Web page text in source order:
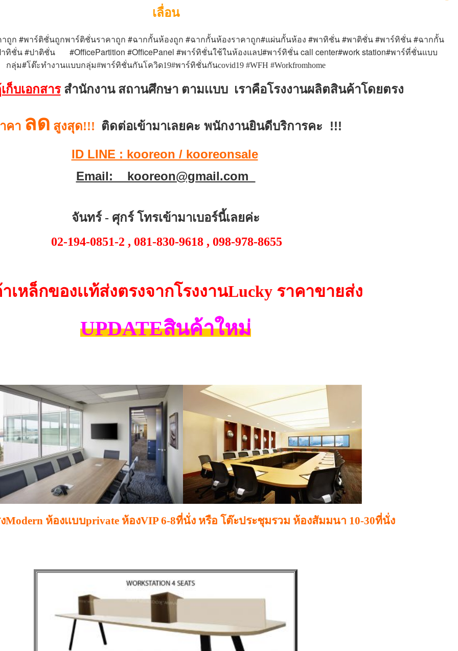
เลื่อน
ถูก #พาร์ติชั่นถูกพาร์ติชั่นราคาถูก #ฉากกั้นห้องถูก #ฉากกั้นห้องราคาถูก#แผ่นกั้นห้อง #พาทิชั่น #พาติชั่น #พาร์ทิชั่น #ฉากกั้น
ทิชั่น#ปาติชั่น#OfficePartition #OfficePanel #พาร์ทิชั่นใช้ในห้องแลป#พาร์ทิชั่นcall center#work station#พาร์ที่ชั่นแบบ
กลุ่ม#โต๊ะทำงานแบบกลุ่ม#พาร์ทิชั่นกันโควิด19#พาร์ทิชั่นกันcovid19 #WFH #Workfromhome
ก็บเอกสารสำนักงาน สถานศึกษา ตามเเบบ เราคือโรงงานผลิตสินค้าโดยตรง
าคา ลด สูงสุด!!! ติดต่อเข้ามาเลยคะ พนักงานยินดีบริการคะ !!!
ID LINE : kooreon / kooreonsale
Email: kooreon@gmail.com
จันทร์ - ศุกร์ โทรเข้ามาเบอร์นี้เลยค่ะ
02-194-0851-2 , 081-830-9618 , 098-978-8655
เหล็กของเเท้ส่งตรงจากโรงงานLucky ราคาขายส่ง
UPDATEสินค้าใหม่
Modern ห้องเเบบprivate ห้องVIP 6-8ที่นั่ง หรือ โต๊ะประชุมรวม ห้องสัมมนา 10-30ที่นั่ง